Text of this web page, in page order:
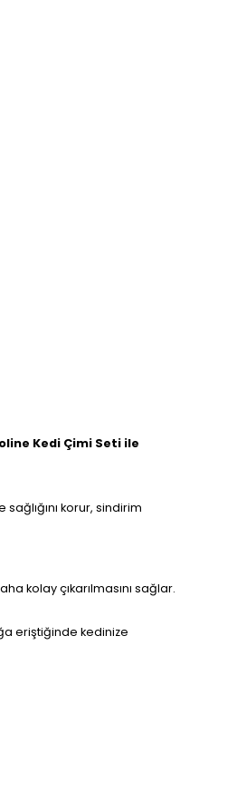
Kedi Çimi Seti ile
korur, sindirim
kolay çıkarılmasını sağlar.
eriştiğinde kedinize